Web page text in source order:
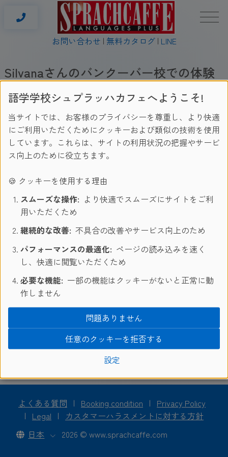
お問い合わせ 無料カタログ LINE
Silvanaさんのバンクーバー校での体験
談
SCジオスはとても素晴らしい学校だと思います。この学校
で素敵な人々と出会うことができ、学校のスタッフもいつで
も暖かく出迎えてくれて、とてもリラックスして楽しく学校
生活を送ることができました。 私の先生はとても優しく、
私の英語力向上のためにたくさん手助けをしてくれました。
SCジオス、バンクーバー校の質の高い言語コースを、私は
多くの人にオススメしたいです。
Silvana da S. Oliveira
語学学校シュプラッハカフェ / 成人留学プログラム
カナダ /
よくある質問 | Booking condition | Privacy Policy
| Legal |
カスタマーハラスメントに対する方針
日本
2026 © www.sprachcaffe.com
語学学校シュプラッハカフェへようこそ!
当サイトでは、お客様のプライバシーを尊重し、より快適
にご利用いただくためにクッキーおよび類似の技術を使用
しています。これらは、サイトの利用状況の把握やサービ
ス向上のために役立ちます。
🍪 クッキーを使用する理由
スムーズな操作: より快適でスムーズにサイトをご利
用いただくため
継続的な改善: 不具合の改善やサービス向上のため
パフォーマンスの最適化: ページの読み込みを速く
し、快適に閲覧いただくため
必要な機能: 一部の機能はクッキーがないと正常に動
作しません
設定
任意のクッキーを拒否する
問題ありません